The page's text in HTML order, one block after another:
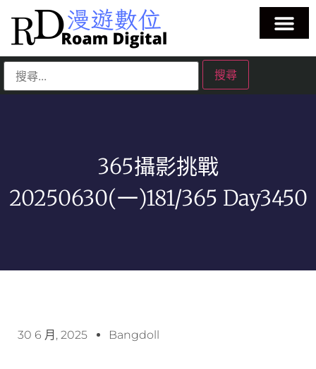
365攝影挑戰
20250630(一)181/365 Day3450
30 6 月, 2025 Bangdoll